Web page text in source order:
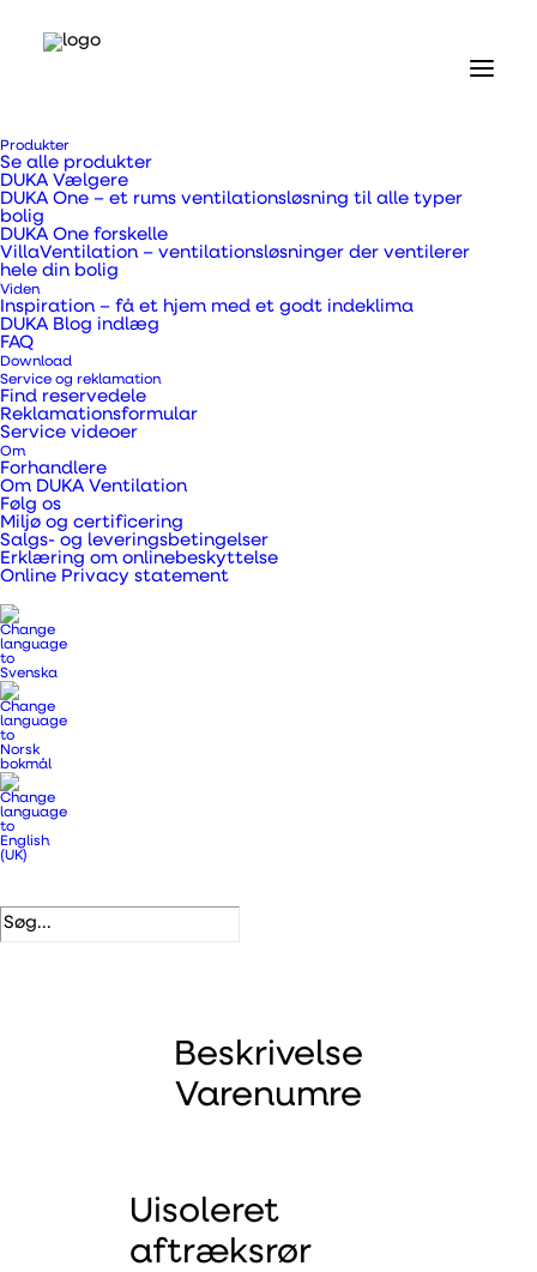
Produkter
Se alle produkter
DUKA Vælgere
DUKA One – et rums ventilationsløsning til alle typer
bolig
DUKA One forskelle
VillaVentilation – ventilationsløsninger der ventilerer
hele din bolig
Viden
Inspiration – få et hjem med et godt indeklima
DUKA Blog indlæg
FAQ
Download
Service og reklamation
Find reservedele
Reklamationsformular
Service videoer
Om
Forhandlere
Om DUKA Ventilation
Følg os
Miljø og certificering
Salgs- og leveringsbetingelser
Erklæring om onlinebeskyttelse
Online Privacy statement
Produkter
Ventilationskanaler, overgangsstykker og rør
Uisoleret samlemuffe 150 x 150 mm
Uisoleret samlemuffe
150 x 150 mm
Til samling af aftræksrør. Monteres med lim
eller tape. Husk at tætne samlingerne. Fremstillet
i slagfast Polystyren (HIPS)
Kategorier
VVS nummer
EAN
Beskrivelse
Varenumre
Uisoleret
aftræksrør